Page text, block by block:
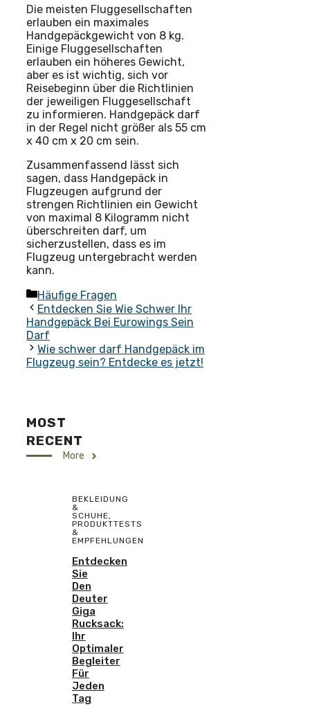
Die meisten Fluggesellschaften
erlauben ein maximales
Handgepäckgewicht von 8 kg.
Einige Fluggesellschaften
erlauben ein höheres Gewicht,
aber es ist wichtig, sich vor
Reisebeginn über die Richtlinien
der jeweiligen Fluggesellschaft
zu informieren. Handgepäck darf
in der Regel nicht größer als 55 cm
x 40 cm x 20 cm sein.
Zusammenfassend lässt sich
sagen, dass Handgepäck in
Flugzeugen aufgrund der
strengen Richtlinien ein Gewicht
von maximal 8 Kilogramm nicht
überschreiten darf, um
sicherzustellen, dass es im
Flugzeug untergebracht werden
kann.
Kategorien
Häufige Fragen
Entdecken Sie Wie Schwer Ihr
Handgepäck Bei Eurowings Sein
Darf
Wie schwer darf Handgepäck im
Flugzeug sein? Entdecke es jetzt!
MOST
RECENT
More
BEKLEIDUNG
&
SCHUHE,
PRODUKTTESTS
&
EMPFEHLUNGEN
Entdecken
Sie
Den
Deuter
Giga
Rucksack:
Ihr
Optimaler
Begleiter
Für
Jeden
Tag